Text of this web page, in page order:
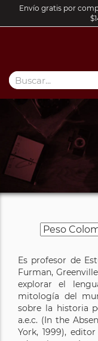
Envío gratis por
Es profesor de
Furman,
explorar el
mitología del
sobre la historia
a.e.c. (In the
York, 1999),